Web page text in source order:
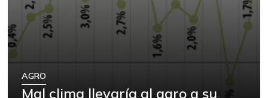
AGRO
Mal clima llevaría al agro a su